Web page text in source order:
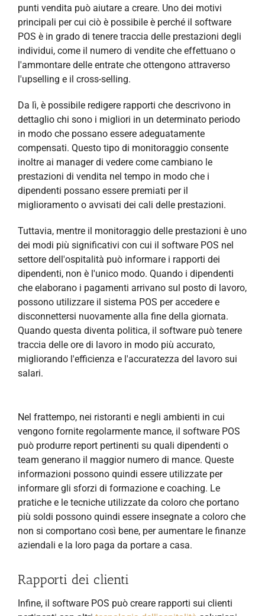
punti vendita può aiutare a creare. Uno dei motivi
principali per cui ciò è possibile è perché il software
POS è in grado di tenere traccia delle prestazioni degli
individui, come il numero di vendite che effettuano o
l'ammontare delle entrate che ottengono attraverso
l'upselling e il cross-selling.
Da lì, è possibile redigere rapporti che descrivono in
dettaglio chi sono i migliori in un determinato periodo
in modo che possano essere adeguatamente
compensati. Questo tipo di monitoraggio consente
inoltre ai manager di vedere come cambiano le
prestazioni di vendita nel tempo in modo che i
dipendenti possano essere premiati per il
miglioramento o avvisati dei cali delle prestazioni.
Tuttavia, mentre il monitoraggio delle prestazioni è uno
dei modi più significativi con cui il software POS nel
settore dell'ospitalità può informare i rapporti dei
dipendenti, non è l'unico modo. Quando i dipendenti
che elaborano i pagamenti arrivano sul posto di lavoro,
possono utilizzare il sistema POS per accedere e
disconnettersi nuovamente alla fine della giornata.
Quando questa diventa politica, il software può tenere
traccia delle ore di lavoro in modo più accurato,
migliorando l'efficienza e l'accuratezza del lavoro sui
salari.
Nel frattempo, nei ristoranti e negli ambienti in cui
vengono fornite regolarmente mance, il software POS
può produrre report pertinenti su quali dipendenti o
team generano il maggior numero di mance. Queste
informazioni possono quindi essere utilizzate per
informare gli sforzi di formazione e coaching. Le
pratiche e le tecniche utilizzate da coloro che portano
più soldi possono quindi essere insegnate a coloro che
non si comportano così bene, per aumentare le finanze
aziendali e la loro paga da portare a casa.
Rapporti dei clienti
Infine, il software POS può creare rapporti sui clienti